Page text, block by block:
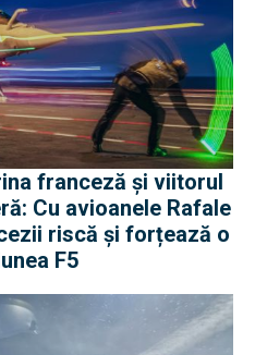
franceză și viitorul
Cu avioanele Rafale
riscă și forțează o
F5